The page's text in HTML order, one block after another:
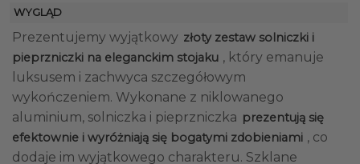
WYGLĄD
Prezentujemy wyjątkowy złoty zestaw solniczki i
pieprzniczki na eleganckim stojaku , który emanuje
luksusem i zachwyca szczegółowym
wykończeniem. Wykonane z niklowanego
aluminium, solniczka i pieprzniczka prezentują się
efektownie i wyróżniają się bogatymi zdobieniami , co
dodaje im wyjątkowego charakteru. Szklane